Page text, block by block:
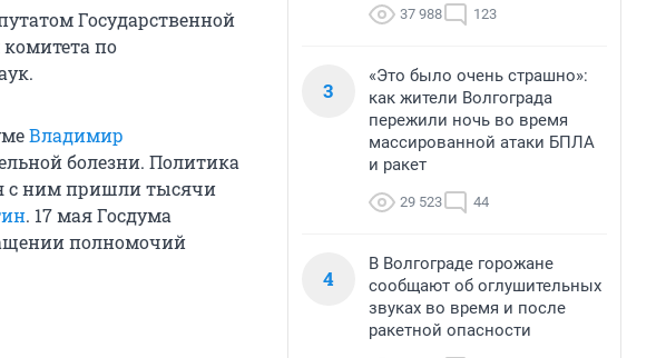
Государственной
комитета по
Владимир
болезни. Политика
с ним пришли тысячи
. 17 мая Госдума
полномочий
37 988 123
3
«Это было очень страшно»:
как жители Волгограда
пережили ночь во время
массированной атаки БПЛА
и ракет
29 523 44
4
В Волгограде горожане
сообщают об оглушительных
звуках во время и после
ракетной опасности